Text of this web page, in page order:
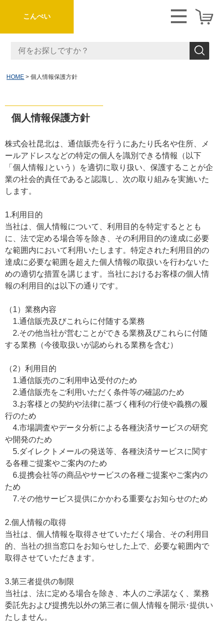
こんぺい
HOME 個人情報保護方針
個人情報保護方針
株式会社昆北は、通信販売を行うにあたり氏名や住所、メ
ールアドレスなどの特定の個人を識別できる情報（以下
「個人情報｣という）を適切に取り扱い、保護することが企
業の社会的責任であると認識し、次の取り組みを実施いた
します。
1.利用目的
当社は、個人情報について、利用目的を特定するととも
に、法で定める場合等を除き、その利用目的の達成に必要
な範囲内において利用いたします。特定された利用目的の
達成に必要な範囲を超えた個人情報の取扱いを行わないた
めの適切な措置を講じます。当社におけるお客様の個人情
報の利用目的は以下の通りです。
（1）業務内容
1.通信販売及びこれらに付随する業務
2.その他当社が営むことができる業務及びこれらに付随
する業務（今後取扱いが認められる業務を含む）
（2）利用目的
1.通信販売のご利用申込受付のため
2.通信販売をご利用いただく条件等の確認のため
3.お客様との契約や法律に基づく権利の行使や義務の履
行のため
4.市場調査やデータ分析による各種決済サービスの研究
や開発のため
5.ダイレクトメールの発送等、各種決済サービスに関す
る各種ご提案やご案内のため
6.提携会社等の商品やサービスの各種ご提案やご案内の
ため
7.その他サービス提供にかかわる重要なお知らせのため
2.個人情報の取得
当社は、個人情報を取得させていただく場合、その利用目
的、当社の担当窓口をお知らせした上で、必要な範囲内で
取得させていただきます。
3.第三者提供の制限
当社は、法に定める場合を除き、本人のご承諾なく、業務
委託先および提携先以外の第三者に個人情報を開示･提供い
たしません。